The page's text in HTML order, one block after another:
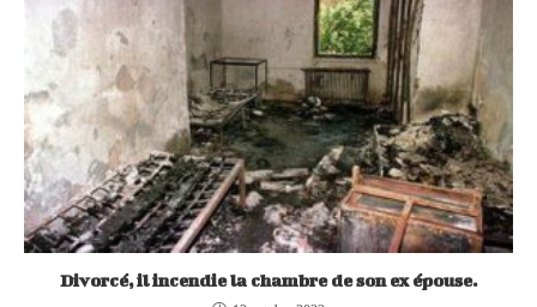
Divorcé, il incendie la chambre de son ex épouse.